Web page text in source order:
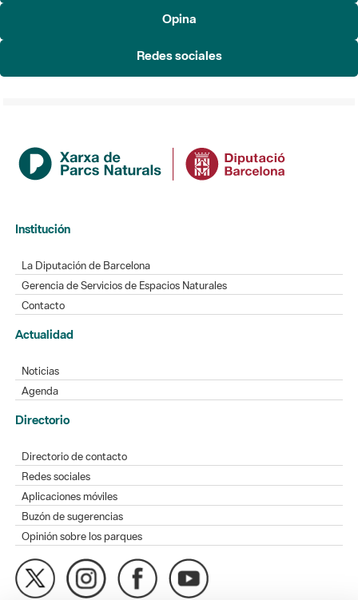
Opina
Redes sociales
Institución
La Diputación de Barcelona
Gerencia de Servicios de Espacios Naturales
Contacto
Actualidad
Noticias
Agenda
Directorio
Directorio de contacto
Redes sociales
Aplicaciones móviles
Buzón de sugerencias
Opinión sobre los parques